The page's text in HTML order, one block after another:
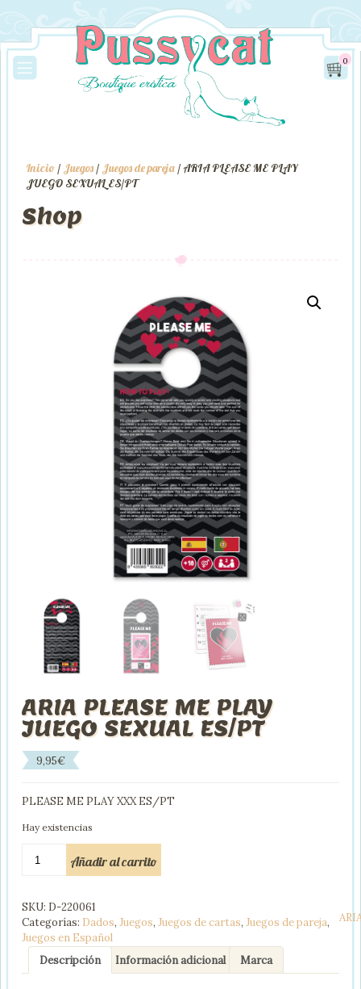
0
Inicio / Juegos / Juegos de pareja / ARIA PLEASE ME PLAY
JUEGO SEXUAL ES/PT
Shop
ARIA PLEASE ME PLAY
JUEGO SEXUAL ES/PT
9,95€
PLEASE ME PLAY XXX ES/PT
Hay existencias
PLEASE
JUEGO
SEXUAL
ES/PT
cantidad
Añadir al carrito
SKU: D-220061
Categorías: Dados, Juegos, Juegos de cartas, Juegos de pareja,
Juegos en Español
Descripción Información adicional Marca